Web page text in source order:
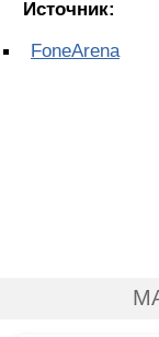
Источник:
FoneArena